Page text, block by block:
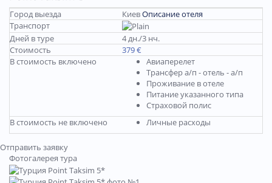
Город выезда КиевОписание отеля
Транспорт
Дней в туре
4 дн./3 нч.
Стоимость
379 €
В стоимость включено
Авиаперелет
Трансфер а/п - отель - а/п
Проживание в отеле
Питание указанного типа
Страховой полис
В стоимость не включено
Личные расходы
Отправить заявку
Фотогалерея тура